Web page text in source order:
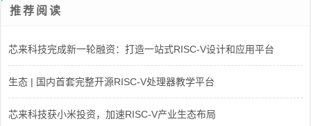
推荐阅读
芯来科技完成新一轮融资：打造一站式RISC-V设计和应用平台
生态 | 国内首套完整开源RISC-V处理器教学平台
芯来科技获小米投资，加速RISC-V产业生态布局